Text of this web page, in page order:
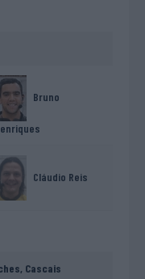
Bruno
Cláudio Reis
Cascais